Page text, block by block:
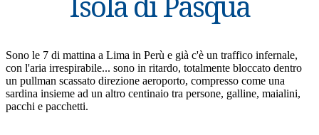
Sono le 7 di mattina a Lima in Perù e già c'è un traffico infernale,
con l'aria irrespirabile... sono in ritardo, totalmente bloccato dentro
un pullman scassato direzione aeroporto, compresso come una
sardina insieme ad un altro centinaio tra persone, galline, maialini,
pacchi e pacchetti.